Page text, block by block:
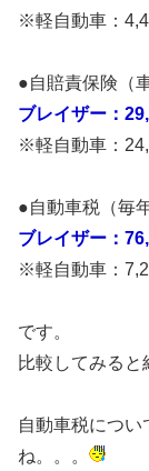
※軽自動車：
●自賠責保険（
ブレイザー：
※軽自動車：
●自動車税（毎
ブレイザー：
※軽自動車：
です。
比較してみると
自動車税につ
ね。。。